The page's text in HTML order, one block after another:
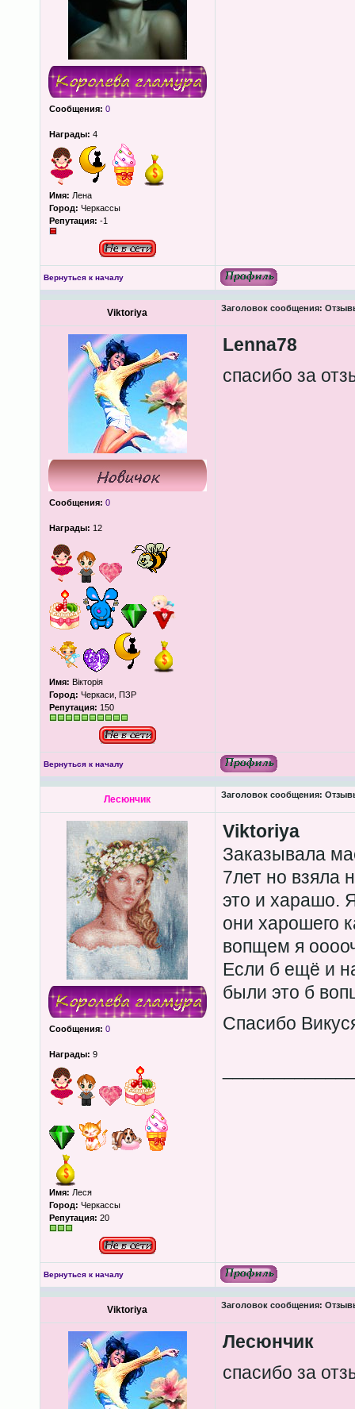
Сообщения: 0
Награды: 4
Имя: Лена
Город: Черкассы
Репутация: -1
Вернуться к началу
Viktoriya Заголовок сообщения:
Сообщения: 0
Награды: 12
Имя: Вікторія
Город: Черкаси, ПЗР
Репутация: 150
Lenna78
спасибо за
Вернуться к началу
Лесюнчик Заголовок сообщения:
Сообщения: 0
Награды: 9
Имя: Леся
Город: Черкассы
Репутация: 20
Viktoriya
Заказывала
7лет но взяла
это и харашо.
они харошего
вопщем я
Если б ещё и
были это б
Спасибо
Вернуться к началу
Viktoriya Заголовок сообщения:
Лесюнчик
спасибо за